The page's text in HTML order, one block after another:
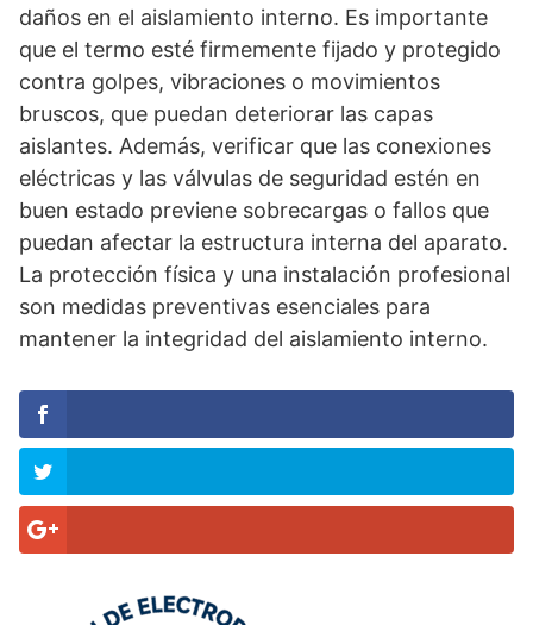
daños en el aislamiento interno. Es importante
que el termo esté firmemente fijado y protegido
contra golpes, vibraciones o movimientos
bruscos, que puedan deteriorar las capas
aislantes. Además, verificar que las conexiones
eléctricas y las válvulas de seguridad estén en
buen estado previene sobrecargas o fallos que
puedan afectar la estructura interna del aparato.
La protección física y una instalación profesional
son medidas preventivas esenciales para
mantener la integridad del aislamiento interno.